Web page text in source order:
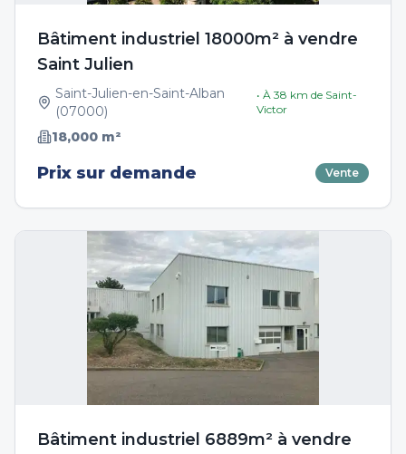
Bâtiment industriel 18000m² à vendre
Saint Julien
Saint-Julien-en-Saint-Alban
(07000)
• À 38 km de Saint-
Victor
18,000 m²
Prix sur demande Vente
Bâtiment industriel 6889m² à vendre